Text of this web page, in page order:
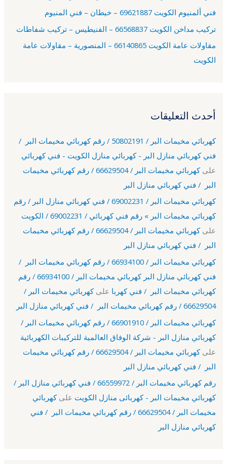
فني ألمنيوم الكويت 69621887 – خيطان – فني المنيوم
تركيب مداخن الكويت 66568837 – الفنيطيس – تركيب شفاطات
مقاولات عامة الكويت 66140865 – المنصورية – مقاولات عامة
الكويت
أحدث التعليقات
كهربائي مخيمات البر / 50802191 / رقم كهربائي مخيمات البر /
فني كهربائي منازل البر - كهربائي منازل الكويت - فني كهربائي
على
كهربائي مخيمات البر / 66629504 / رقم كهربائي مخيمات
البر / فني كهربائي منازل البر
كهربائي مخيمات البر / 69002231 / فني كهربائي منازل البر / رقم
كهربائي مخيمات البر » رقم فني كهربائي / 69002231 / الكويت
على
كهربائي مخيمات البر / 66629504 / رقم كهربائي مخيمات
البر / فني كهربائي منازل البر
كهربائي مخيمات البر / 66934100 / رقم كهربائي مخيمات البر /
فني كهربائي منازل البر كهربائي مخيمات البر / 66934100 / رقم
كهربائي مخيمات البر / فني كهربا علىكهربائي مخيمات البر /
66629504 / رقم كهربائي مخيمات البر / فني كهربائي منازل البر
كهربائي مخيمات البر / 66901910 / رقم كهربائي مخيمات البر /
كهربائي منازل البر - شركة الوفاق العالمية للتركيبات الكهربائية
على
كهربائي مخيمات البر / 66629504 / رقم كهربائي مخيمات
البر / فني كهربائي منازل البر
رقم كهربائي مخيمات البر / 66559972 / فني كهربائي منازل البر /
كهربائي مخيمات البر - كهربائى منازل الكويت علىكهربائي
مخيمات البر / 66629504 / رقم كهربائي مخيمات البر / فني
كهربائي منازل البر